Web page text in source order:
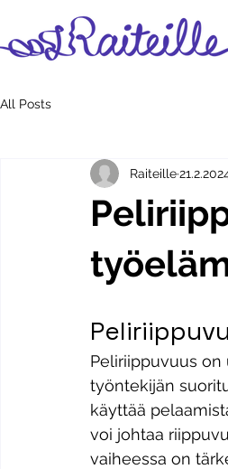
All Posts
Raiteille
Peliriippuvuus
työntekijän
käyttää
voi johtaa
vaiheessa on